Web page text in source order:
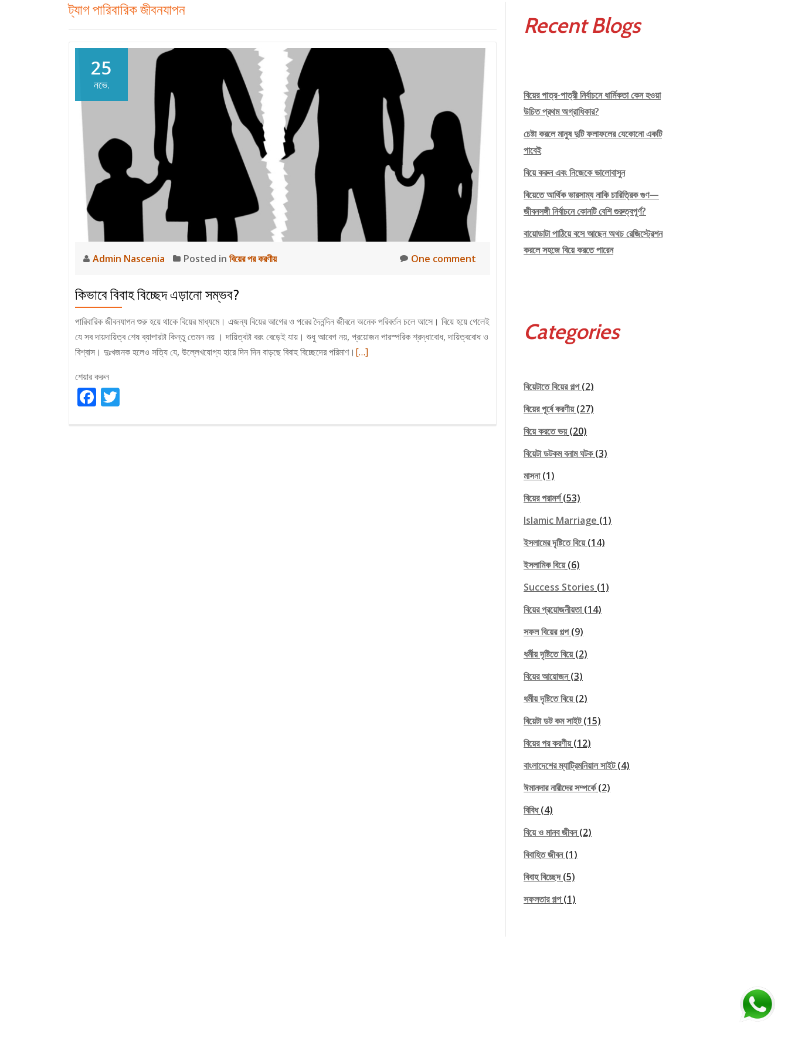
ট্যাগপারিবারিক জীবনযাপন
25
নভে.
Admin Nascenia Posted in বিয়ের পর করণীয় One comment
কিভাবে বিবাহ বিচ্ছেদ এড়ানো সম্ভব?
পারিবারিক জীবনযাপন শুরু হয়ে থাকে বিয়ের মাধ্যমে। এজন্য বিয়ের আগের ও পরের দৈনন্দিন জীবনে অনেক পরিবর্তন চলে আসে। বিয়ে হয়ে গেলেই
যে সব দায়দায়িত্ব শেষ ব্যাপারটা কিন্তু তেমন নয় । দায়িত্বটা বরং বেড়েই যায়। শুধু আবেগ নয়, প্রয়োজন পারস্পরিক শ্রদ্ধাবোধ, দায়িত্ববোধ ও
বিশ্বাস। দুঃখজনক হলেও সত্যি যে, উল্লেখযোগ্য হারে দিন দিন বাড়ছে বিবাহ বিচ্ছেদের পরিমাণ। Read
[…]
শেয়ার করুন
Facebook
Recent Blogs
বিয়ের পাত্র-পাত্রী নির্বাচনে ধার্মিকতা কেন হওয়া
উচিত প্রথম অগ্রাধিকার?
চেষ্টা করলে মানুষ দুটি ফলাফলের যেকোনো একটি
পাবেই
বিয়ে করুন এবং নিজেকে ভালোবাসুন
বিয়েতে আর্থিক ভারসাম্য নাকি চারিত্রিক গুণ—
জীবনসঙ্গী নির্বাচনে কোনটি বেশি গুরুত্বপূর্ণ?
বায়োডাটা পাঠিয়ে বসে আছেন অথচ রেজিস্ট্রেশন
করলে সহজে বিয়ে করতে পারেন
Categories
বিয়েটাতে বিয়ের গল্প(2)
বিয়ের পূর্বে করণীয়(27)
বিয়ে করতে ভয়(20)
বিয়েটা ডটকম বনাম ঘটক(3)
মাসনা(1)
বিয়ের পরামর্শ(53)
Islamic Marriage (1)
ইসলামের দৃষ্টিতে বিয়ে(14)
ইসলামিক বিয়ে(6)
Success Stories (1)
বিয়ের প্রয়োজনীয়তা(14)
সফল বিয়ের গল্প(9)
ধর্মীয় দৃষ্টিতে বিয়ে(2)
বিয়ের আয়োজন(3)
ধর্মীয় দৃষ্টিতে বিয়ে(2)
বিয়েটা ডট কম সাইট(15)
বিয়ের পর করণীয়(12)
বাংলাদেশের ম্যাট্রিমনিয়াল সাইট(4)
ঈমানদার নারীদের সম্পর্কে(2)
বিবিধ(4)
বিয়ে ও মানব জীবন(2)
বিবাহিত জীবন(1)
বিবাহ বিচ্ছেদ(5)
সফলতার গল্প(1)